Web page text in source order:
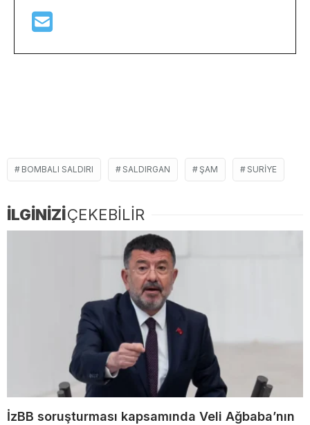
BOMBALI SALDIRI SALDIRGAN ŞAM SURIYE
İLGİNİZİÇEKEBİLİR
İzBB soruşturması kapsamında Veli Ağbaba’nın